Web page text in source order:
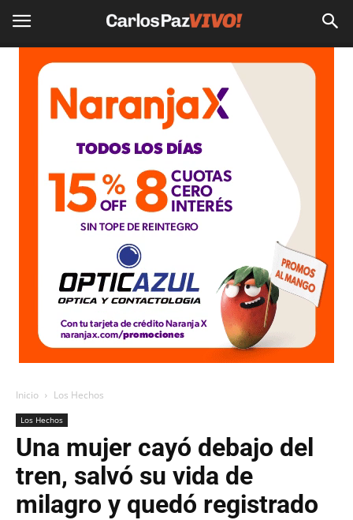
Inicio Los Hechos
Los Hechos
Una mujer cayó debajo del
tren, salvó su vida de
milagro y quedó registrado